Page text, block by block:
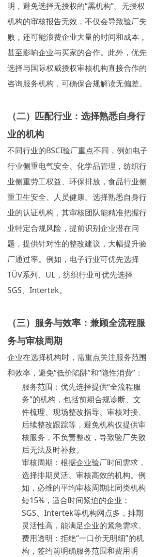
明，避免选择无授权的“黑机构”。无授权
机构的审核报告无效，不仅会导致验厂失
败，还可能浪费企业大量的时间和成本，
甚至影响企业与买家的合作。此外，优先
选择与国际权威授权审核机构直接合作的
咨询服务机构，可确保合规解读无偏差。
（二）匹配行业：选择熟悉自身行
业的机构
不同行业的BSCI验厂重点不同，例如电子
行业侧重电气安全、化学品管理，纺织行
业侧重劳工权益、环保排放，食品行业侧
重卫生安全、人员健康。选择熟悉自身行
业的认证机构，其审核团队能精准把握行
业特定合规风险，提前识别企业潜在问
题，提供针对性的整改建议，大幅提升验
厂通过率。例如，电子行业可优先选择
TÜV系列、UL，纺织行业可优先选择
SGS、Intertek。
（三）服务与效率：兼顾全流程服
务与审核周期
企业在选择机构时，需重点关注服务范围
和效率，避免“低价陷阱”和“隐性消费”：
服务范围：优先选择提供“全流程服
务”的机构，包括前期合规诊断、文
件梳理、现场整改指导、审核对接、
后续整改跟踪等，避免机构仅提供审
核服务，不负责整改，导致验厂失败
后无法及时补救。
审核周期：根据企业验厂时间需求，
选择排期灵活、审核高效的机构。例
如，必维的平均审核周期比同类机构
短15%，适合时间紧迫的企业；
SGS、Intertek等机构网点多，排期
灵活性高，能满足企业的紧急需求。
费用透明：拒绝“一口价无明细”的机
构，签约前明确服务范围和费用明